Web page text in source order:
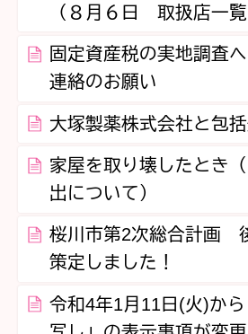
（８月６日 取扱店一覧
固定資産税の実地調査
連絡のお願い
大塚製薬株式会社と包
家屋を取り壊したとき
出について）
桜川市第2次総合計画
策定しました！
令和4年1月11日(火)か